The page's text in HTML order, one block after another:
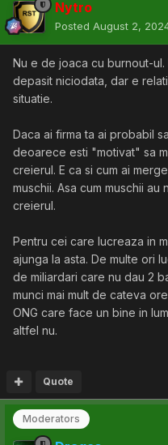
Nytro
Posted August 2,
Nu e de joaca cu burnout-ul.
depasit niciodata, dar e
situatie.
Daca ai firma ta ai probabil
deoarece esti "motivat" sa
creierul. E ca si cum ai
muschii. Asa cum muschii
creierul.
Pentru cei care lucreaza in
ajunga la asta. De multe ori
de miliardari care nu dau 2
munci mai mult de cateva
ONG care face un bine in
altfel nu.
Quote
Moderators